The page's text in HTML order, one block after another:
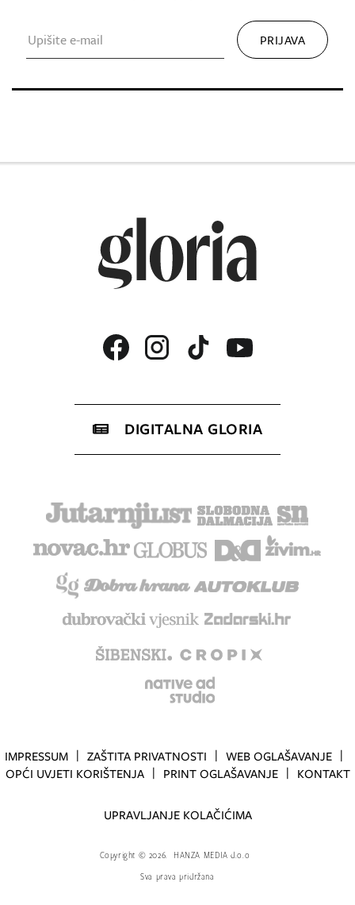
DIGITALNA GLORIA
IMPRESSUM ZAŠTITA PRIVATNOSTI
WEB OGLAŠAVANJE
OPĆI UVJETI KORIŠTENJA
PRINT OGLAŠAVANJE KONTAKT
UPRAVLJANJE KOLAČIĆIMA
Copyright © 2026.
HANZA MEDIA d.o.o
Sva prava pridržana